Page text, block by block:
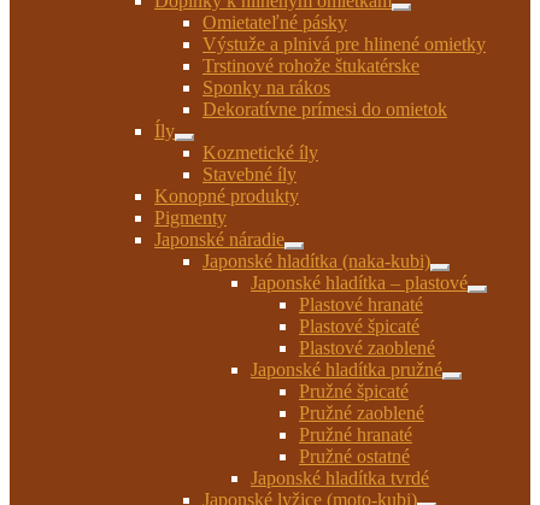
Rozbaliť
podradené
menu
Omietateľné pásky
Výstuže a plnivá pre hlinené omietky
Trstinové rohože štukatérske
Sponky na rákos
Dekoratívne prímesi do omietok
Íly
Rozbaliť
podradené
menu
Kozmetické íly
Stavebné íly
Konopné produkty
Pigmenty
Japonské náradie
Rozbaliť
podradené
menu
Japonské hladítka (naka-kubi)
Rozbaliť
podradené
Japonské hladítka – plastové
Rozbaliť
Plastové hranaté
Plastové špicaté
Plastové zaoblené
Japonské hladítka pružné
Rozbaliť
Pružné špicaté
Pružné zaoblené
Pružné hranaté
Pružné ostatné
Japonské hladítka tvrdé
Japonské lyžice (moto-kubi)